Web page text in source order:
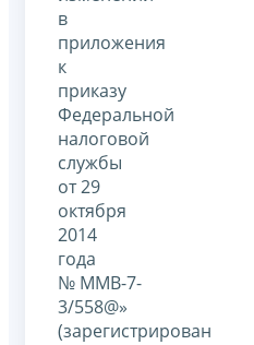
в
приложения
к
приказу
Федеральной
налоговой
службы
от 29
октября
2014
года
№ ММВ-7-
3/558@»
(зарегистрирован